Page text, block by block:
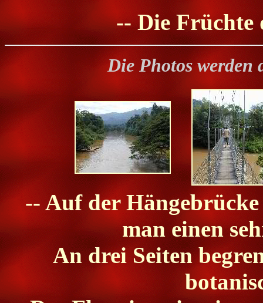
-- Die Früchte
Die Photos
-- Auf der
man einen
An drei Seiten